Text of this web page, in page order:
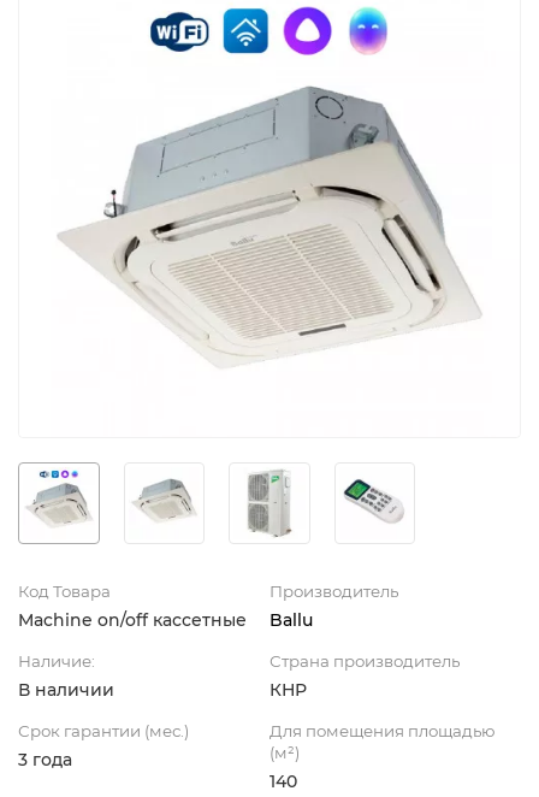
Код Товара
Machine on/off кассетные
Производитель
Ballu
Наличие:
В наличии
Страна производитель
КНР
Срок гарантии (мес.)
3 года
Для помещения площадью
(м²)
140